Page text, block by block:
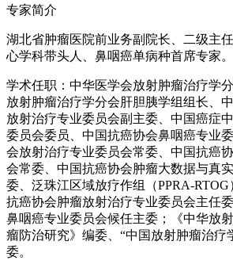
专家简介
湖北省肿瘤医院前业务副院长、二级主
心学科带头人、鼻咽癌单病种首席专家。
学术任职：中华医学会放射肿瘤治疗学
放射肿瘤治疗学分会肝胆胰学组组长、
放射治疗专业委员会副主委、中国癌症
委员会委员、中国抗癌协会鼻咽癌专业
会放射治疗专业委员会常委、中国抗癌
会常委、中国抗癌协会肿瘤大数据与真
委、泛珠江区域放疗作组（PPRA-
抗癌协会肿瘤放射治疗专业委员会主任
鼻咽癌专业委员会候任主委；《中华放
瘤防治研究》编委、“中国放射肿瘤治疗
委。